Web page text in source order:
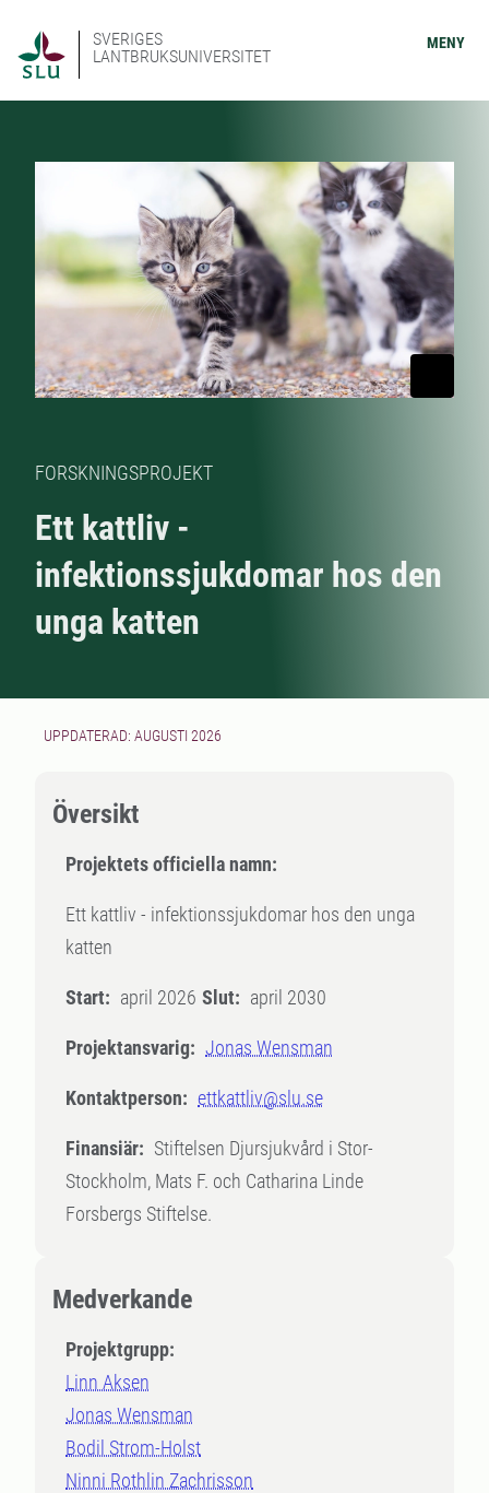
SVERIGES
LANTBRUKSUNIVERSITET
MENY
FORSKNINGSPROJEKT
Ett kattliv -
infektionssjukdomar hos den
unga katten
UPPDATERAD: AUGUSTI 2026
Översikt
Projektets officiella namn:
Ett kattliv - infektionssjukdomar hos den unga
katten
Start: april 2026 Slut: april 2030
Projektansvarig: Jonas Wensman
Kontaktperson: ettkattliv@slu.se
Finansiär: Stiftelsen Djursjukvård i Stor-
Stockholm, Mats F. och Catharina Linde
Forsbergs Stiftelse.
Medverkande
Projektgrupp:
Linn Aksen
Jonas Wensman
Bodil Strom-Holst
Ninni Rothlin Zachrisson